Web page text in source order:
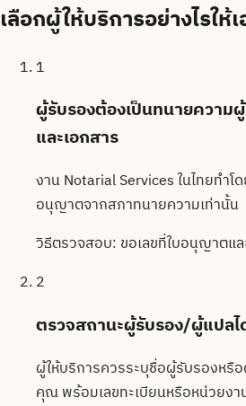
เลือกผู้ให้บริการอย่างไรใ
1
ผู้รับรองต้องเป็นทนายความ
และเอกสาร
งาน Notarial Services ในไทยทำโ
อนุญาตจากสภาทนายความเท่านั้น
วิธีตรวจสอบ: ขอเลขที่ใบอนุญาตแ
2
ตรวจสถานะผู้รับรอง/ผู้แปลไ
ผู้ให้บริการควรระบุชื่อผู้รับรองห
คุณ พร้อมเลขทะเบียนหรือหน่วยงา